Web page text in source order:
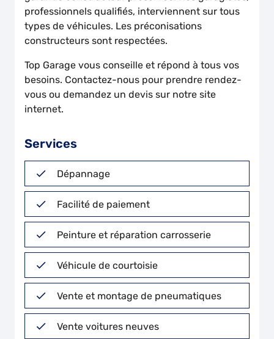
professionnels qualifiés, interviennent sur tous
types de véhicules. Les préconisations
constructeurs sont respectées.
Top Garage vous conseille et répond à tous vos
besoins. Contactez-nous pour prendre rendez-
vous ou demandez un devis sur notre site
internet.
Services
Dépannage
Facilité de paiement
Peinture et réparation carrosserie
Véhicule de courtoisie
Vente et montage de pneumatiques
Vente voitures neuves